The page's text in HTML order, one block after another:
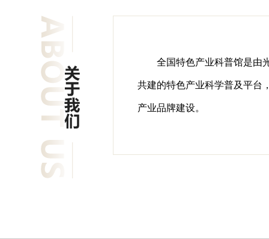
全国特色产业科普馆是由光
共建的特色产业科学普及平台
产业品牌建设。